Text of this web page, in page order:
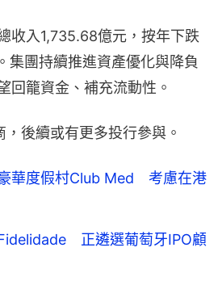
收入1,735.68億元，按年下跌
集團持續推進資產優化與降負
回籠資金、補充流動性。
，後續或有更多投行參與。
華度假村Club Med 考慮在港
正遴選葡萄牙IPO顧